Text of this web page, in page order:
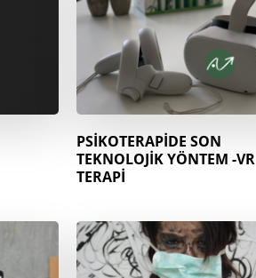
PSİKOTERAPİDE SON
TEKNOLOJİK YÖNTEM -VR
TERAPİ